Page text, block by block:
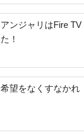
アンジャリはFire
た！
希望をなくすなかれ